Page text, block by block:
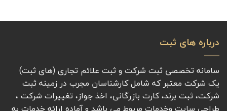
درباره های ثبت
سامانه تخصصی ثبت شرکت و ثبت علائم تجاری (های ثبت)
یک شرکت معتبر که شامل کارشناسان مجرب در زمینه ثبت
شرکت، ثبت برند، کارت بازرگانی، اخذ جواز، تغییرات شرکت ،